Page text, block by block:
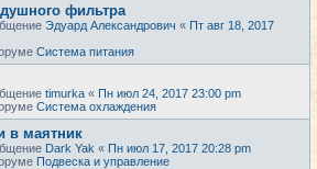
фильтра
Эдуард Александрович « Пт авг 18, 2017
Система питания
timurka « Пн июл 24, 2017 23:00 pm
Система охлаждения
в маятник
Dark Yak « Пн июл 17, 2017 20:28 pm
Подвеска и управление